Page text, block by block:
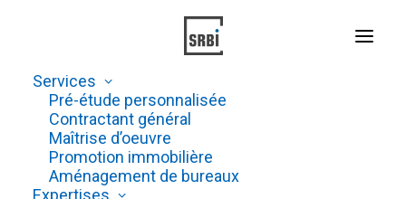
Services
Pré-étude personnalisée
Contractant général
Maîtrise d’oeuvre
Promotion immobilière
Aménagement de bureaux
Expertises
PLATEFORME LOGISTIQUE
DE 5000 M²